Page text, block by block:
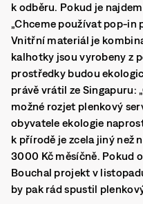
k odběru. Pokud je
„Chceme používat pop-in
Vnitřní materiál je
kalhotky jsou vyrobeny z
prostředky budou
právě vrátil ze Singapuru:
možné rozjet plenkový
obyvatele ekologie
k přírodě je zcela jiný než
3000 Kč měsíčně. Pokud
Bouchal projekt v
by pak rád spustil